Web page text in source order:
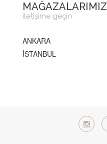
MAĞAZALARIMIZ
iletişime geçin
ANKARA
İSTANBUL